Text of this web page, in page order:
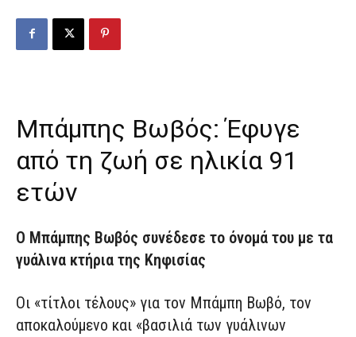
Μπάμπης Βωβός: Έφυγε
από τη ζωή σε ηλικία 91
ετών
Ο Μπάμπης Βωβός συνέδεσε το όνομά του με τα
γυάλινα κτήρια της Κηφισίας
Οι «τίτλοι τέλους» για τον Μπάμπη Βωβό, τον
αποκαλούμενο και «βασιλιά των γυάλινων